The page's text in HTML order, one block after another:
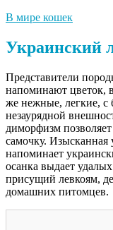
В мире кошек
Украинский
Представители
напоминают цветок,
же нежные, легкие, с
незаурядной
диморфизм
самочку. Изысканная
напоминает
осанка выдает
присущий левкоям,
домашних питомцев.